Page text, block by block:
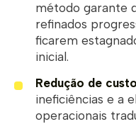
método garante
refinados
ficarem
inicial.
Redução de
ineficiências e a
operacionais